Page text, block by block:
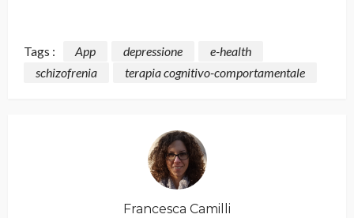
Tags : App depressione
e-health
schizofrenia
terapia cognitivo-comportamentale
Francesca Camilli